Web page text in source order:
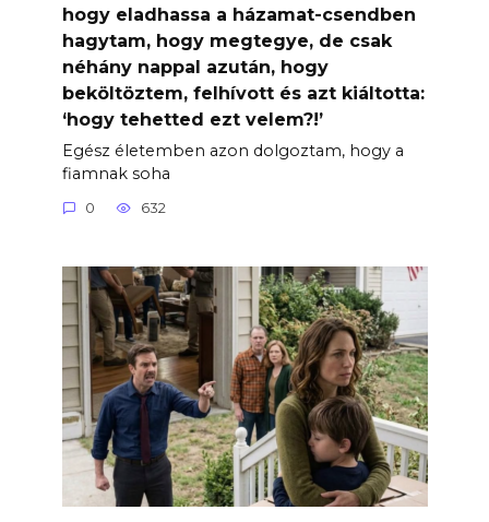
hogy eladhassa a házamat-csendben
hagytam, hogy megtegye, de csak
néhány nappal azután, hogy
beköltöztem, felhívott és azt kiáltotta:
‘hogy tehetted ezt velem?!’
Egész életemben azon dolgoztam, hogy a
fiamnak soha
0 632